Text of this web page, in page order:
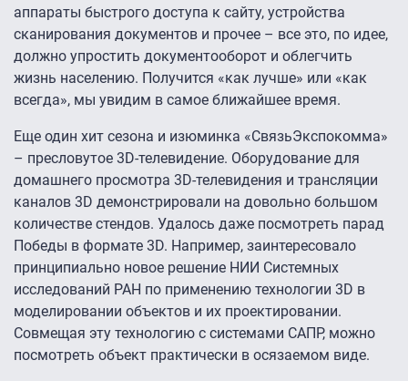
аппараты быстрого доступа к сайту, устройства
сканирования документов и прочее – все это, по идее,
должно упростить документооборот и облегчить
жизнь населению. Получится «как лучше» или «как
всегда», мы увидим в самое ближайшее время.
Еще один хит сезона и изюминка «СвязьЭкспокомма»
– пресловутое 3D-телевидение. Оборудование для
домашнего просмотра 3D-телевидения и трансляции
каналов 3D демонстрировали на довольно большом
количестве стендов. Удалось даже посмотреть парад
Победы в формате 3D. Например, заинтересовало
принципиально новое решение НИИ Системных
исследований РАН по применению технологии 3D в
моделировании объектов и их проектировании.
Совмещая эту технологию с системами САПР, можно
посмотреть объект практически в осязаемом виде.